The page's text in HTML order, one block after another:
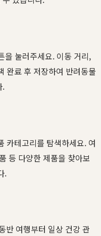
을 눌러주세요. 이동 거리,
완료 후 저장하여 반려동물
.
카테고리를 탐색하세요. 여
등 다양한 제품을 찾아보
.
반 여행부터 일상 건강 관